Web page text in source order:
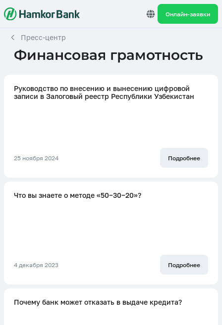
Онлайн-заявки
Пресс-центр
Финансовая грамотность
Руководство по внесению и вынесению цифровой
записи в Залоговый реестр Республики Узбекистан
25 ноября 2024 Подробнее
Что вы знаете о методе «50−30−20»?
4 декабря 2023 Подробнее
Почему банк может отказать в выдаче кредита?